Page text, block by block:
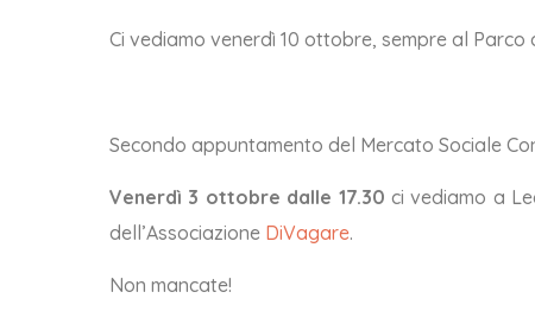
Ci vediamo venerdì 10 ottobre, sempre al Parco
Secondo appuntamento del Mercato Sociale
Venerdì 3 ottobre dalle 17.30 ci vediamo a
dell’Associazione DiVagare.
Non mancate!